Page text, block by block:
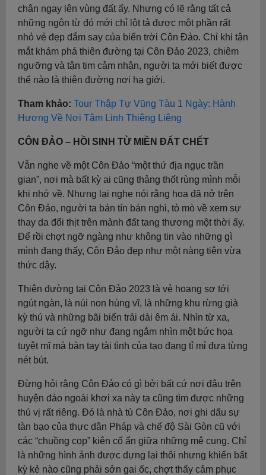
chân ngay lên vùng đất ấy. Nhưng có lẽ rằng tất cả
những ngôn từ đó mới chỉ lột tả được một phần rất
nhỏ vẻ đẹp đắm say của biển trời Côn Đảo. Chỉ khi tận
mắt khám phá thiên đường tại Côn Đảo 2023, chiêm
ngưỡng và tận tim cảm nhận, người ta mới biết được
thế nào là thiên đường nơi hạ giới.
Tham khảo: Tour Thập Tự Vũng Tàu 1 Ngày: Hành
Hương Về Nơi Tâm Linh Thiêng Liêng
CÔN ĐẢO – HỒI SINH TỪ MIỀN ĐẤT CHẾT
Vẫn nghe về một Côn Đảo “một thứ địa ngục trần
gian”, nơi mà bất kỳ ai cũng thảng thốt rùng mình mỗi
khi nhớ về. Nhưng lại nghe nói rằng hoa đã nở trên
Côn Đảo, người ta bán tín bán nghi, tò mò về xem sự
thay da đổi thịt trên mảnh đất tang thương một thời ấy.
Để rồi chợt ngỡ ngàng như không tin vào những gì
mình đang thấy, Côn Đảo đẹp như một nàng tiên vừa
thức dậy.
Thiên đường tại Côn Đảo 2023 là vẻ hoang sơ tới
ngút ngàn, là núi non hùng vĩ, là những khu rừng già
kỳ thú và những bãi biển trải dài êm ái. Nhìn từ xa,
người ta cứ ngỡ như đang ngắm nhìn một bức họa
tuyệt mĩ mà bàn tay tài tình của tạo đang tỉ mỉ đưa từng
nét bút.
Đừng hỏi rằng Côn Đảo có gì bởi bất cứ nơi đâu trên
huyện đảo ngoài khơi xa này ta cũng tìm được những
thú vị rất riêng. Đó là nhà tù Côn Đảo, nơi ghi dấu sự
tàn bạo của thực dân Pháp và chế độ Sài Gòn cũ với
các “chuồng cọp” kiên cố ẩn giữa những mê cung. Chỉ
là những hình ảnh được dựng lại thôi nhưng khiến bất
kỳ kẻ nào cũng phải sởn gai ốc, chợt thấy cảm phục